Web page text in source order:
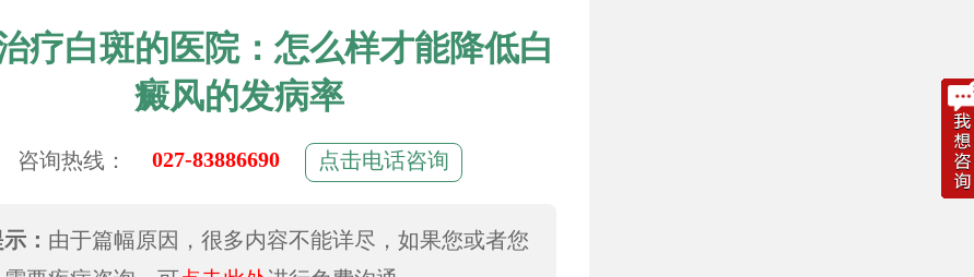
疗白斑的医院：怎么样才能降低白
癜风的发病率
咨询热线： 027-83886690 点击电话咨询
： 由于篇幅原因，很多内容不能详尽，如果您或者您